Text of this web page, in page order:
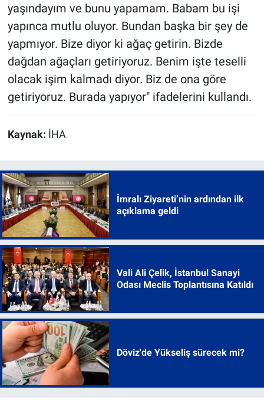
yaşındayım ve bunu yapamam. Babam bu işi
yapınca mutlu oluyor. Bundan başka bir şey de
yapmıyor. Bize diyor ki ağaç getirin. Bizde
dağdan ağaçları getiriyoruz. Benim işte teselli
olacak işim kalmadı diyor. Biz de ona göre
getiriyoruz. Burada yapıyor" ifadelerini kullandı.
Kaynak: İHA
İmralı Ziyareti’nin ardından ilk
açıklama geldi
Vali Ali Çelik, İstanbul Sanayi
Odası Meclis Toplantısına Katıldı
Döviz'de Yükseliş sürecek mi?